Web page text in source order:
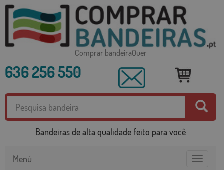
Comprar bandeiraQuer
636 256 550
Bandeiras de alta qualidade feito para você
Toggle
Menú